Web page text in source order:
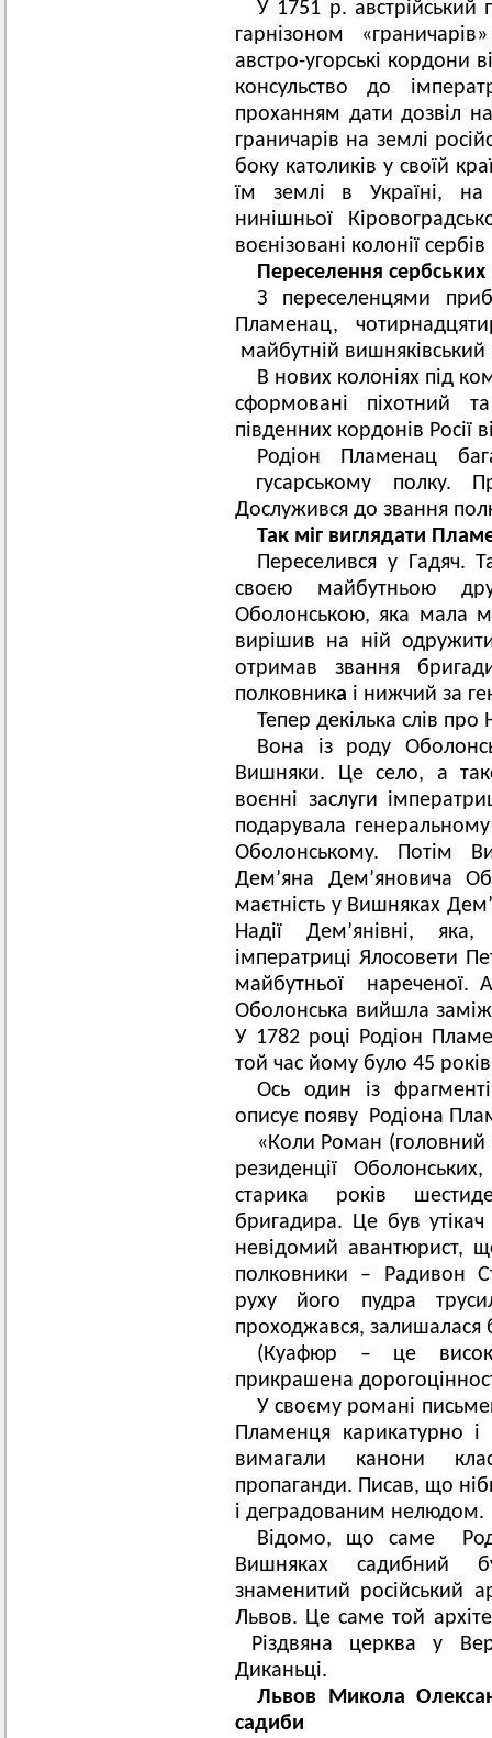
У 1751 р. австрійський
гарнізоном
австро-угорські кордони
консульство до
проханням дати дозвіл
граничарів на землі
боку католиків у своїй
їм землі в Україні, на
нинішньої
воєнізовані колонії
Переселення сербських
З переселенцями
Пламенац,
майбутній
В нових колоніях під
сформовані піхотний
південних кордонів Росії
Родіон Пламенац
гусарському полку.
Дослужився до звання
Так міг виглядати
Переселився у Гадяч.
своєю майбутньою
Оболонською, яка мала
вирішив на ній
отримав звання
полковника і нижчий за
Тепер декілька слів
Вона із роду
Вишняки. Це село, а
воєнні заслуги
подарувала
Оболонському. Потім
Дем’яна Дем’яновича
маєтність у Вишняках
Надії Дем’янівні,
імператриці Ялосовети
майбутньої нареченої.
Оболонська вийшла
У 1782 році Родіон
той час йому було 45
Ось один із
описує появу Родіона
«Коли Роман (головний
резиденції
старика років
бригадира. Це був
невідомий авантюрист,
полковники – Радивон
руху його пудра
проходжався,
(Куафюр – це
прикрашена
У своєму романі
Пламенця карикатурно
вимагали канони
пропаганди. Писав, що
і деградованим нелюдом.
Відомо, що саме
Вишняках садибний
знаменитий російський
Львов. Це саме той
Різдвяна церква у
Диканьці.
Львов Микола
садиби